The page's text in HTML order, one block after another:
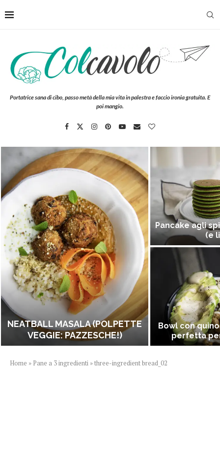
Portatrice sana di cibo, passo metà della mia vita in palestra e faccio ironia gratuita. E
poi mangio.
NEATBALL MASALA (POLPETTE
VEGGIE: PAZZESCHE!)
Pancake agli
(e
Bowl con
perfetta
Home » Pane a 3 ingredienti »three-ingredient bread_02